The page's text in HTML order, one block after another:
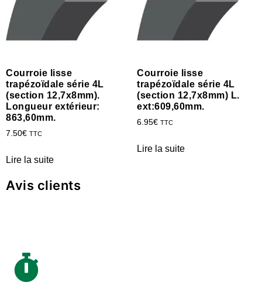
Courroie lisse
trapézoïdale série 4L
(section 12,7x8mm).
Longueur extérieur:
863,60mm.
7.50€ TTC
Lire la suite
Courroie lisse
trapézoïdale série 4L
(section 12,7x8mm) L.
ext:609,60mm.
6.95€ TTC
Lire la suite
Avis clients